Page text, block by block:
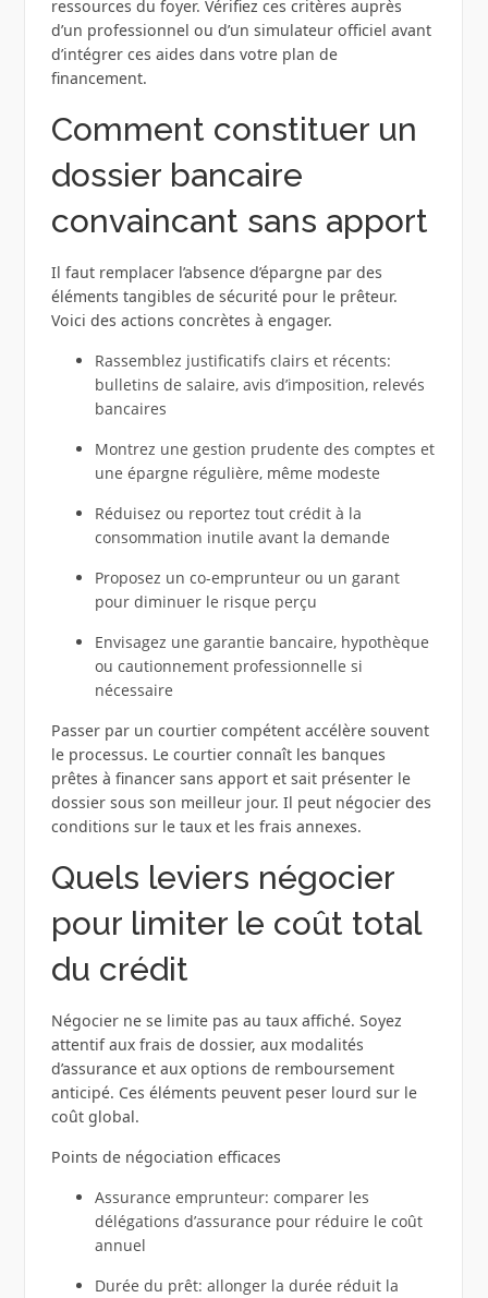
ressources du foyer. Vérifiez ces critères auprès
d’un professionnel ou d’un simulateur officiel avant
d’intégrer ces aides dans votre plan de
financement.
Comment constituer un
dossier bancaire
convaincant sans apport
Il faut remplacer l’absence d’épargne par des
éléments tangibles de sécurité pour le prêteur.
Voici des actions concrètes à engager.
Rassemblez justificatifs clairs et récents:
bulletins de salaire, avis d’imposition, relevés
bancaires
Montrez une gestion prudente des comptes et
une épargne régulière, même modeste
Réduisez ou reportez tout crédit à la
consommation inutile avant la demande
Proposez un co-emprunteur ou un garant
pour diminuer le risque perçu
Envisagez une garantie bancaire, hypothèque
ou cautionnement professionnelle si
nécessaire
Passer par un courtier compétent accélère souvent
le processus. Le courtier connaît les banques
prêtes à financer sans apport et sait présenter le
dossier sous son meilleur jour. Il peut négocier des
conditions sur le taux et les frais annexes.
Quels leviers négocier
pour limiter le coût total
du crédit
Négocier ne se limite pas au taux affiché. Soyez
attentif aux frais de dossier, aux modalités
d’assurance et aux options de remboursement
anticipé. Ces éléments peuvent peser lourd sur le
coût global.
Points de négociation efficaces
Assurance emprunteur: comparer les
délégations d’assurance pour réduire le coût
annuel
Durée du prêt: allonger la durée réduit la